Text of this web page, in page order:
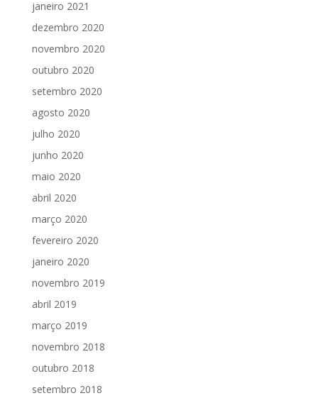
janeiro 2021
dezembro 2020
novembro 2020
outubro 2020
setembro 2020
agosto 2020
julho 2020
junho 2020
maio 2020
abril 2020
março 2020
fevereiro 2020
janeiro 2020
novembro 2019
abril 2019
março 2019
novembro 2018
outubro 2018
setembro 2018